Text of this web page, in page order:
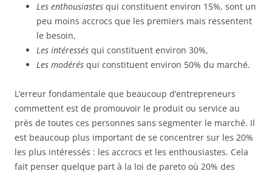
Les enthousiastes qui constituent environ 15%, sont un
peu moins accrocs que les premiers mais ressentent
le besoin,
Les intéressés qui constituent environ 30%,
Les modérés qui constituent environ 50% du marché.
L’erreur fondamentale que beaucoup d’entrepreneurs
commettent est de promouvoir le produit ou service au
près de toutes ces personnes sans segmenter le marché. Il
est beaucoup plus important de se concentrer sur les 20%
les plus intéressés : les accrocs et les enthousiastes. Cela
fait penser quelque part à la loi de pareto où 20% des